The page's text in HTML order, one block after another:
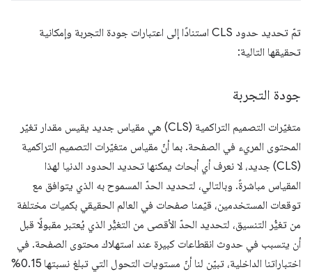
تمّ تحديد حدود CLS استنادًا إلى اعتبارات جودة التجربة وإمكانية
تحقيقها التالية:
جودة التجربة
متغيّرات التصميم التراكمية (CLS) هي مقياس جديد يقيس مقدار تغيّر
المحتوى المريء في الصفحة. بما أنّ مقياس متغيّرات التصميم التراكمية
(CLS) جديد، لا نعرف أي أبحاث يمكنها تحديد الحدود الدنيا لهذا
المقياس مباشرةً. وبالتالي، لتحديد الحدّ المسموح به الذي يتوافق مع
توقعات المستخدمين، قيّمنا صفحات في العالم الحقيقي بكميات مختلفة
من تغيُّر التنسيق، لتحديد الحدّ الأقصى من التغيُّر الذي يُعتبر مقبولًا قبل
أن يتسبب في حدوث انقطاعات كبيرة عند استهلاك محتوى الصفحة. في
اختباراتنا الداخلية، تبيّن لنا أنّ مستويات التحول التي تبلغ نسبتها 0.15%